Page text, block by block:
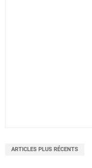
ARTICLES PLUS RÉCENTS